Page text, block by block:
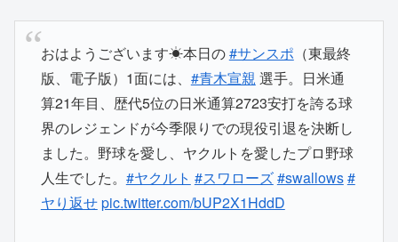
おはようございます☀本日の#サンスポ （東最終
版、電子版）1面には、 #青木宣親 選手。日米通
算21年目、歴代5位の日米通算2723安打を誇る球
界のレジェンドが今季限りでの現役引退を決断し
ました。野球を愛し、ヤクルトを愛したプロ野球
人生でした。 #ヤクルト #スワローズ#swallows#
ヤり返せpic.twitter.com/bUP2X1HddD